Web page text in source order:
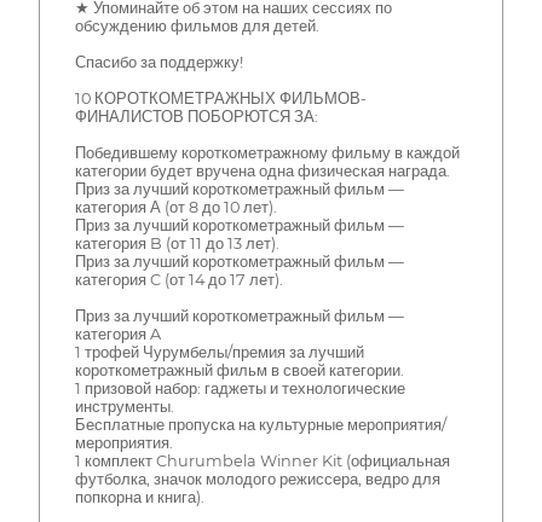
★ Упоминайте об этом на наших сессиях по
обсуждению фильмов для детей.
Спасибо за поддержку!
10 КОРОТКОМЕТРАЖНЫХ ФИЛЬМОВ-
ФИНАЛИСТОВ ПОБОРЮТСЯ ЗА:
Победившему короткометражному фильму в каждой
категории будет вручена одна физическая награда.
Приз за лучший короткометражный фильм —
категория А (от 8 до 10 лет).
Приз за лучший короткометражный фильм —
категория B (от 11 до 13 лет).
Приз за лучший короткометражный фильм —
категория C (от 14 до 17 лет).
Приз за лучший короткометражный фильм —
категория A
1 трофей Чурумбелы/премия за лучший
короткометражный фильм в своей категории.
1 призовой набор: гаджеты и технологические
инструменты.
Бесплатные пропуска на культурные мероприятия/
мероприятия.
1 комплект Churumbela Winner Kit (официальная
футболка, значок молодого режиссера, ведро для
попкорна и книга).